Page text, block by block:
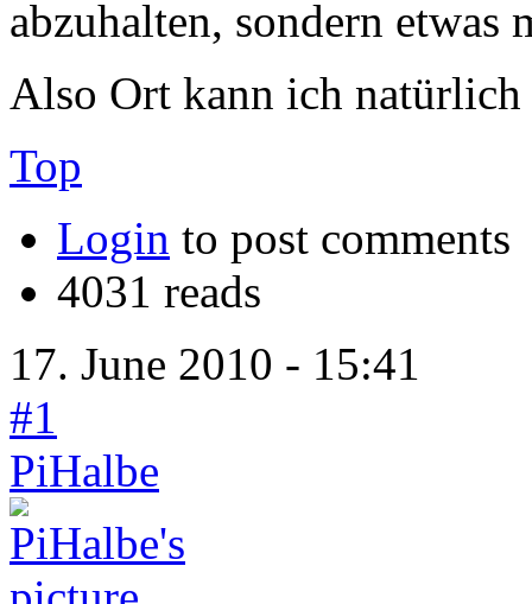
abzuhalten, sondern etwas
Also Ort kann ich
Top
Login to post comments
4031 reads
17. June 2010 - 15:41
#1
PiHalbe